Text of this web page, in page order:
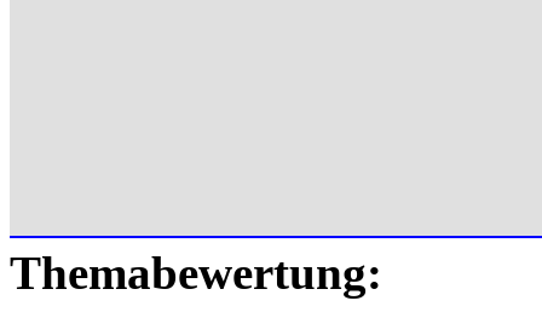
Themabewertung: